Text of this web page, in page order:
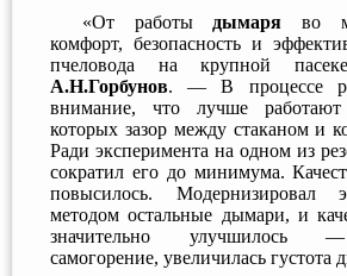
«От работы дымаря во
комфорт, безопасность и
пчеловода на крупной
А.Н.Горбунов. — В процессе
внимание, что лучше
которых зазор между стаканом и
Ради эксперимента на одном из
сократил его до минимума.
повысилось. Модернизировал
методом остальные дымари, и
значительно улучшилось —
самогорение, увеличилась густота